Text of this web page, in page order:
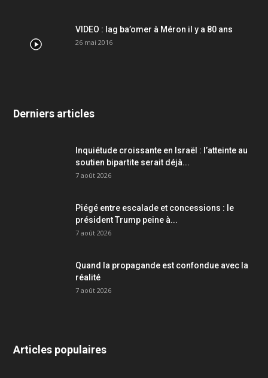
VIDEO : lag ba’omer à Méron il y a 80 ans
26 mai 2016
Derniers articles
Inquiétude croissante en Israël : l’atteinte au
soutien bipartite serait déjà...
7 août 2026
Piégé entre escalade et concessions : le
président Trump peine à...
7 août 2026
Quand la propagande est confondue avec la
réalité
7 août 2026
Articles populaires